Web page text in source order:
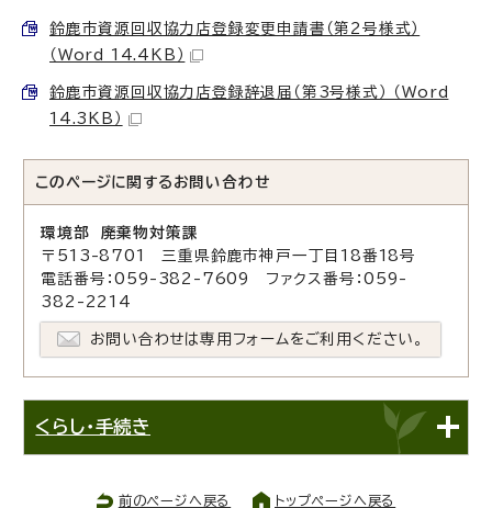
鈴鹿市資源回収協力店登録変更申請書（第2号様式）
（Word 14.4KB）
鈴鹿市資源回収協力店登録辞退届（第3号様式） （Word
14.3KB）
このページに関する お問い合わせ
環境部 廃棄物対策課
〒513-8701 三重県鈴鹿市神戸一丁目18番18号
電話番号：059-382-7609 ファクス番号：059-
382-2214
お問い合わせは専用フォームをご利用ください。
くらし・手続き
前のページへ戻る トップページへ戻る